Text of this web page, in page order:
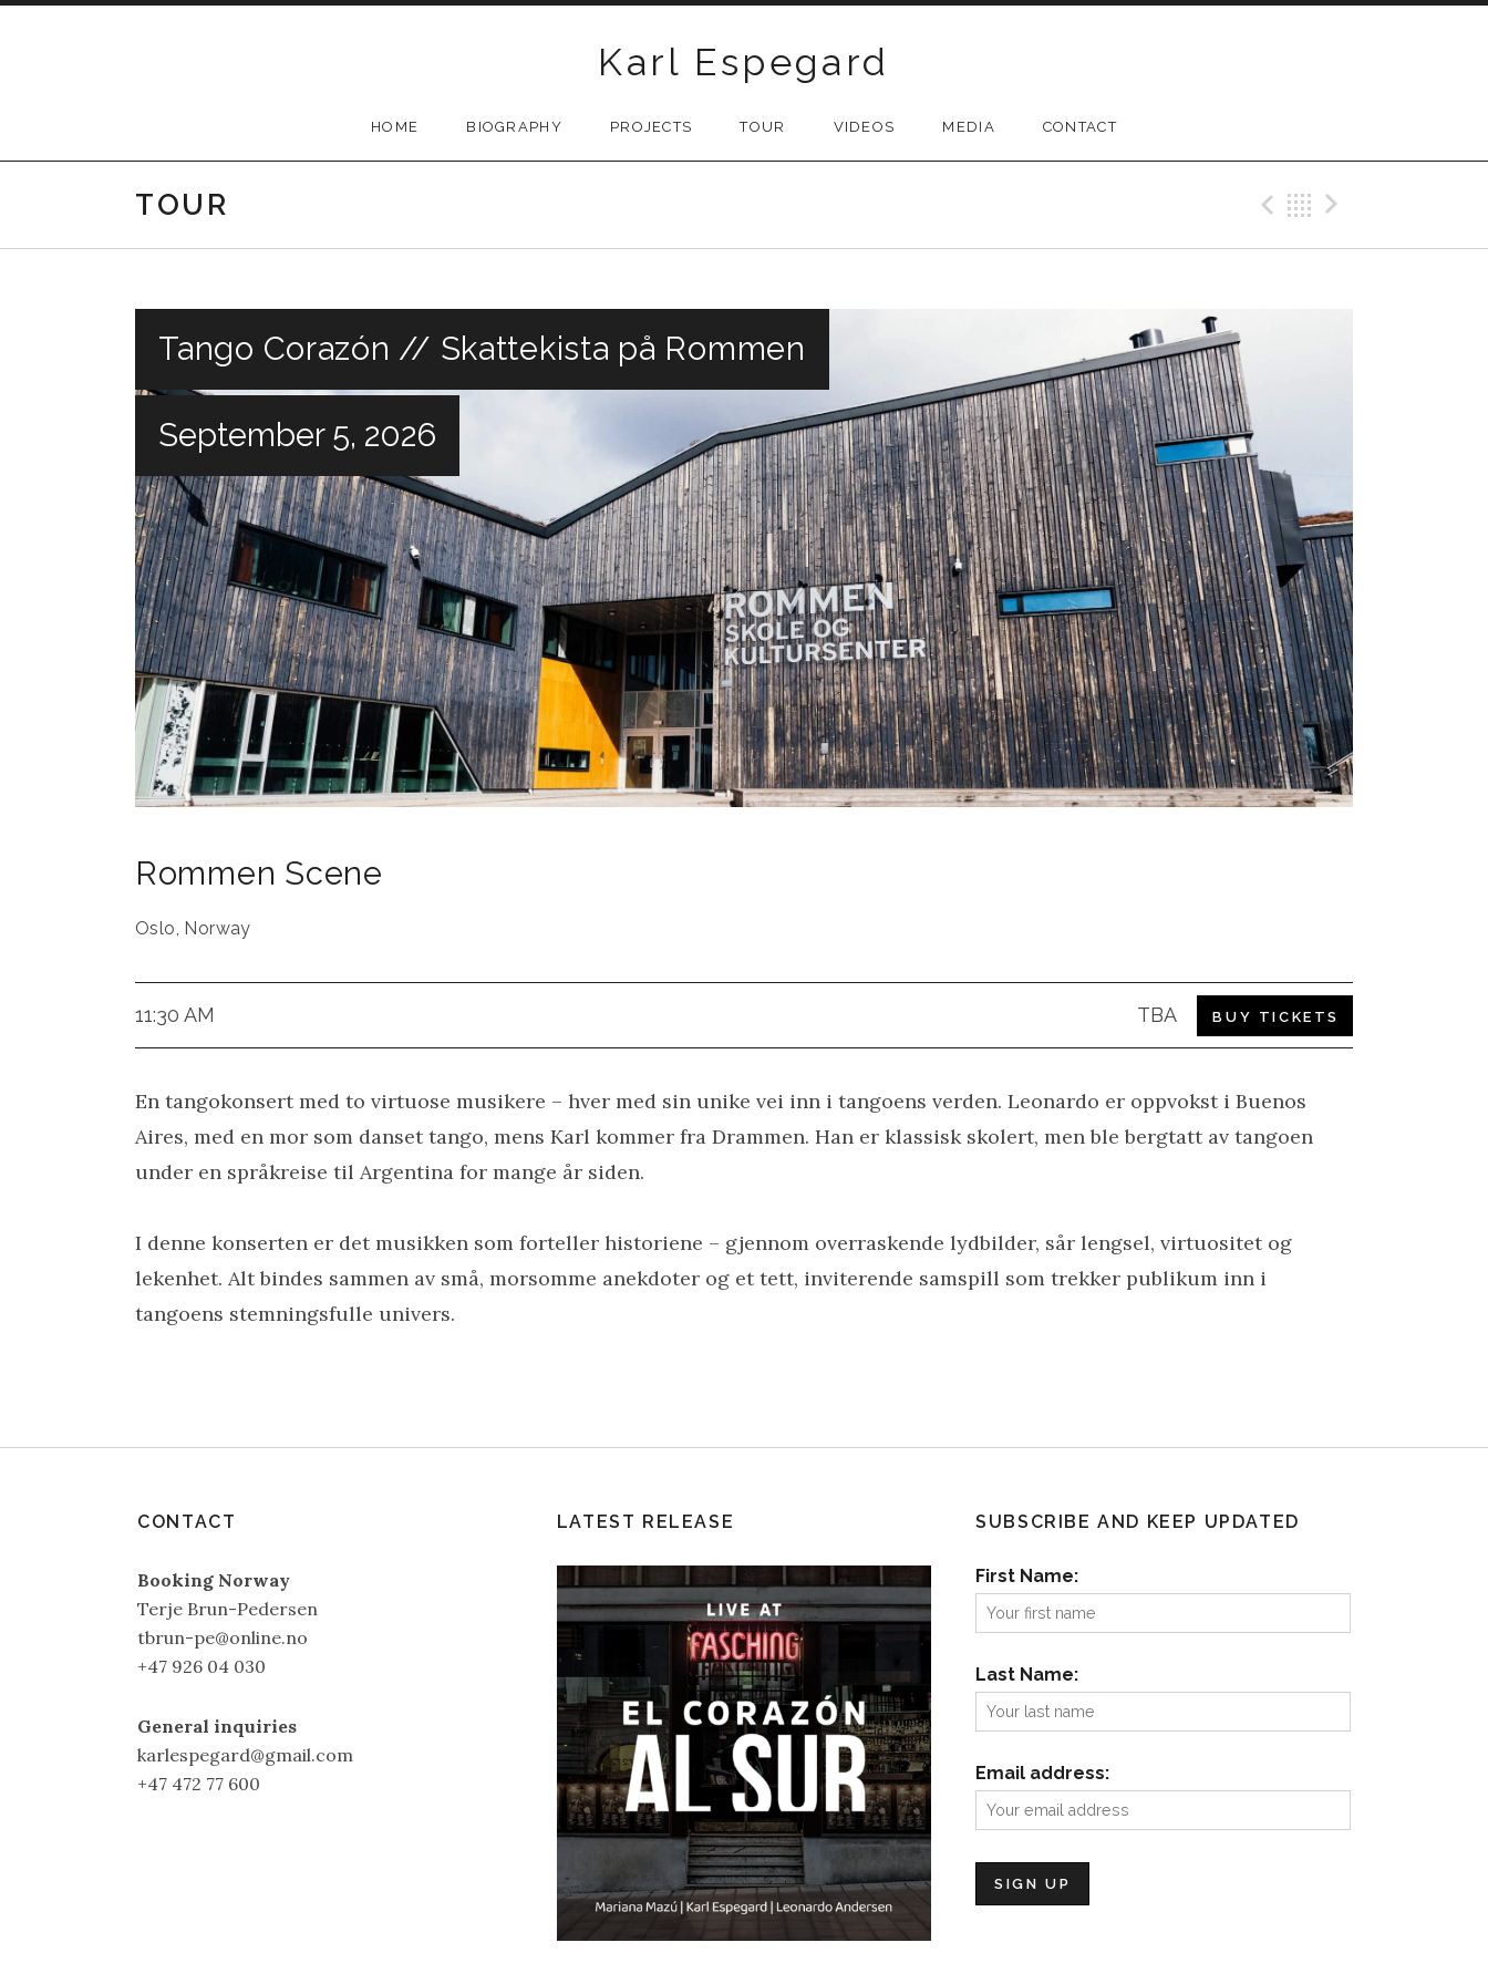
Karl Espegard
HOME BIOGRAPHY PROJECTS TOUR VIDEOS MEDIA CONTACT
TOUR Previous Gig
Back
Tango Corazón // Skattekista på Rommen
September 5, 2026
Rommen Scene
Oslo, Norway
11:30 AM TBA BUY TICKETS
En tangokonsert med to virtuose musikere – hver med sin unike vei inn i tangoens verden. Leonardo er oppvokst i Buenos
Aires, med en mor som danset tango, mens Karl kommer fra Drammen. Han er klassisk skolert, men ble bergtatt av tangoen
under en språkreise til Argentina for mange år siden.
I denne konserten er det musikken som forteller historiene – gjennom overraskende lydbilder, sår lengsel, virtuositet og
lekenhet. Alt bindes sammen av små, morsomme anekdoter og et tett, inviterende samspill som trekker publikum inn i
tangoens stemningsfulle univers.
CONTACT
Booking Norway
Terje Brun-Pedersen
tbrun-pe@online.no
+47 926 04 030
General inquiries
karlespegard@gmail.com
+47 472 77 600
LATEST RELEASE SUBSCRIBE AND KEEP UPDATED
First Name:
Last Name:
Email address: